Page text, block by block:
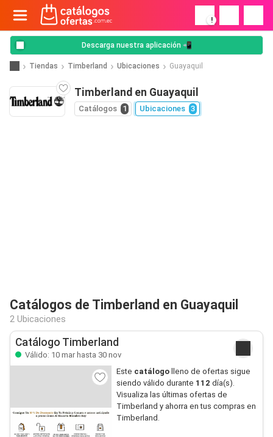
!
Descarga nuestra aplicación 📲
Tiendas Timberland Ubicaciones Guayaquil
Timberland en Guayaquil
Catálogos 1 Ubicaciones 3
Catálogos de Timberland en Guayaquil
2 Ubicaciones
Catálogo Timberland
Válido: 10 mar hasta 30 nov
Este catálogo lleno de ofertas sigue
siendo válido durante 112 día(s).
Visualiza las últimas ofertas de
Timberland y ahorra en tus compras en
Timberland.